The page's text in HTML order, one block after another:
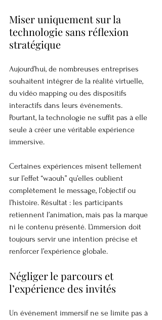
Miser uniquement sur la
technologie sans réflexion
stratégique
Aujourd’hui, de nombreuses entreprises
souhaitent intégrer de la réalité virtuelle,
du vidéo mapping ou des dispositifs
interactifs dans leurs événements.
Pourtant, la technologie ne suffit pas à elle
seule à créer une véritable expérience
immersive.
Certaines expériences misent tellement
sur l’effet “waouh” qu’elles oublient
complètement le message, l’objectif ou
l’histoire. Résultat : les participants
retiennent l’animation, mais pas la marque
ni le contenu présenté. L’immersion doit
toujours servir une intention précise et
renforcer l’expérience globale.
Négliger le parcours et
l’expérience des invités
Un événement immersif ne se limite pas à